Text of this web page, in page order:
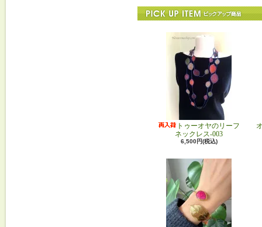
トゥーオヤのリーフ
ネックレス-003
6,500円(税込)